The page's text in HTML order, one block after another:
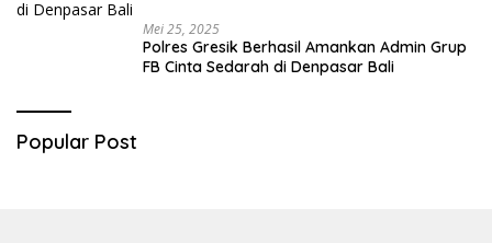
Mei 25, 2025
Polres Gresik Berhasil Amankan Admin Grup
FB Cinta Sedarah di Denpasar Bali
Popular Post